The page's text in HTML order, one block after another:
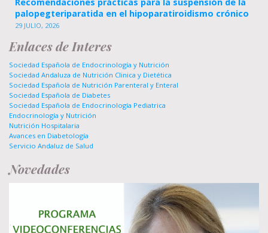
palopegteriparatida en el hipoparatiroidismo crónico
29 JULIO, 2026
Enlaces de Interes
Sociedad Española de Endocrinología y Nutrición
Sociedad Andaluza de Nutrición Clinica y Dietética
Sociedad Española de Nutrición Parenteral y Enteral
Sociedad Española de Diabetes
Sociedad Española de Endocrinología Pediatrica
Endocrinología y Nutrición
Nutrición Hospitalaria
Avances en Diabetología
Servicio Andaluz de Salud
Novedades